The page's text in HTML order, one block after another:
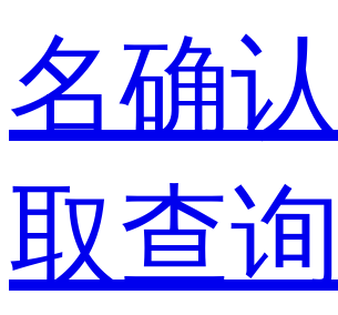
名确认
取查询